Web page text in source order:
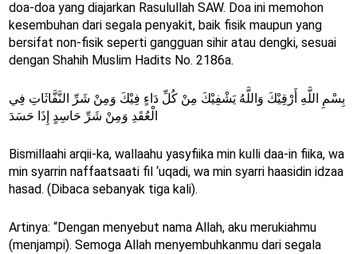
doa-doa yang diajarkan Rasulullah SAW. Doa ini memohon
kesembuhan dari segala penyakit, baik fisik maupun yang
bersifat non-fisik seperti gangguan sihir atau dengki, sesuai
dengan Shahih Muslim Hadits No. 2186a.
بِسْمِ اللَّهِ أَرْقِيْكَ وَاللَّهُ يَشْفِيْكَ مِنْ كُلِّ دَاءٍ فِيْكَ وَمِنْ شَرِّ النَّفَّاثَاتِ فِي
الْعُقَدِ وَمِنْ شَرِّ حَاسِدٍ إِذَا حَسَدَ
Bismillaahi arqii-ka, wallaahu yasyfiika min kulli daa-in fiika, wa
min syarrin naffaatsaati fil ‘uqadi, wa min syarri haasidin idzaa
hasad. (Dibaca sebanyak tiga kali).
Artinya: “Dengan menyebut nama Allah, aku merukiahmu
(menjampi). Semoga Allah menyembuhkanmu dari segala